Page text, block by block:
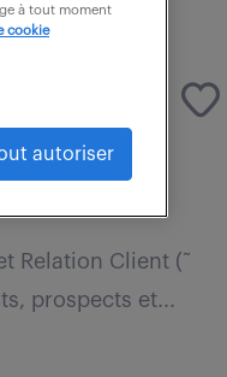
Relation Client (˜
prospects et...
à tout moment
cookie
autoriser